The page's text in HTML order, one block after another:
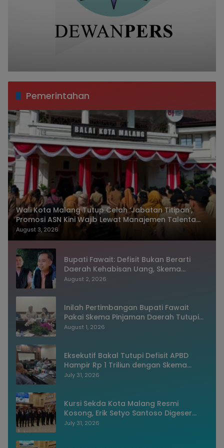
Pemerintahan
Wali Kota Malang Tutup Celah ‘Jabatan Titipan’,
Promosi ASN Kini Wajib Lewat Manajemen Talenta
dan Sistem Merit
August 3, 2026
Bupati Fawait: Defisit Bukan Berarti
Daerah Kehabisan Uang, Skema
Pinjaman Justru Bukti Keuangan
August 2, 2026
Inilah Pertimbangan Bupati Fawait
Pakai Skema Pinjaman Daerah Tutupi
Defisit APBD 2027
August 1, 2026
Eksekutif Bakal Tutupi Defisit APBD
Hampir Rp 1 Triliun dengan Skema
Utang Rp786,573 Miliar
July 31, 2026
Kursi Sekda Kota Malang Resmi
Kosong, Erik Setyo Santoso Digeser
Jadi Asisten, Pemkot Mulai Era Baru
July 31, 2026